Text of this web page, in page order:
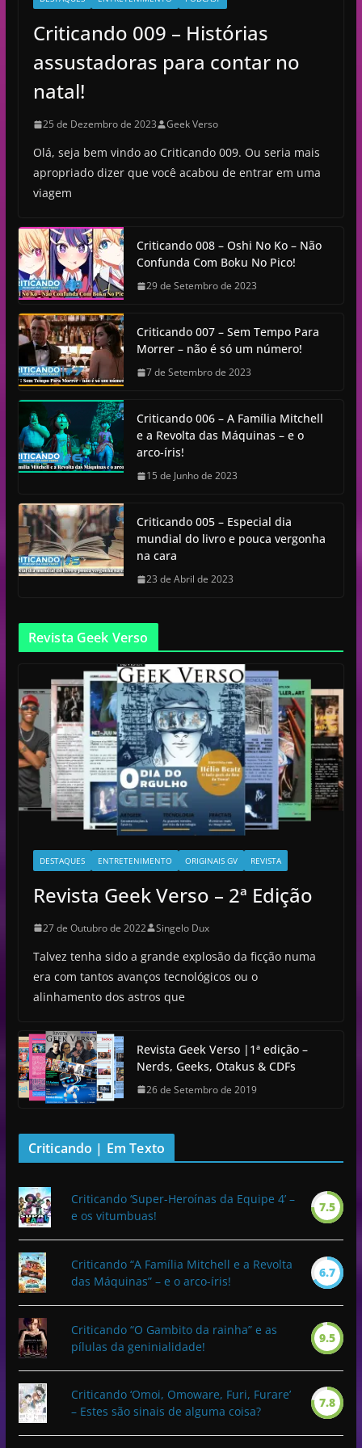
Criticando 009 – Histórias
assustadoras para contar no
natal!
25 de Dezembro de 2023 Geek Verso
Olá, seja bem vindo ao Criticando 009. Ou seria mais
apropriado dizer que você acabou de entrar em uma
viagem
Criticando 008 – Oshi No Ko – Não
Confunda Com Boku No Pico!
29 de Setembro de 2023
Criticando 007 – Sem Tempo Para
Morrer – não é só um número!
7 de Setembro de 2023
Criticando 006 – A Família Mitchell
e a Revolta das Máquinas – e o
arco-íris!
15 de Junho de 2023
Criticando 005 – Especial dia
mundial do livro e pouca vergonha
na cara
23 de Abril de 2023
Revista Geek Verso
DESTAQUES ENTRETENIMENTO ORIGINAIS GV REVISTA
Revista Geek Verso – 2ª Edição
27 de Outubro de 2022 Singelo Dux
Talvez tenha sido a grande explosão da ficção numa
era com tantos avanços tecnológicos ou o
alinhamento dos astros que
Revista Geek Verso |1ª edição –
Nerds, Geeks, Otakus & CDFs
26 de Setembro de 2019
Criticando | Em Texto
Criticando ‘Super-Heroínas da Equipe 4’ –
e os vitumbuas!
7.5
Criticando “A Família Mitchell e a Revolta
das Máquinas” – e o arco-íris!
6.7
Criticando “O Gambito da rainha” e as
pílulas da geninialidade!
9.5
Criticando ‘Omoi, Omoware, Furi, Furare’
– Estes são sinais de alguma coisa?
7.8